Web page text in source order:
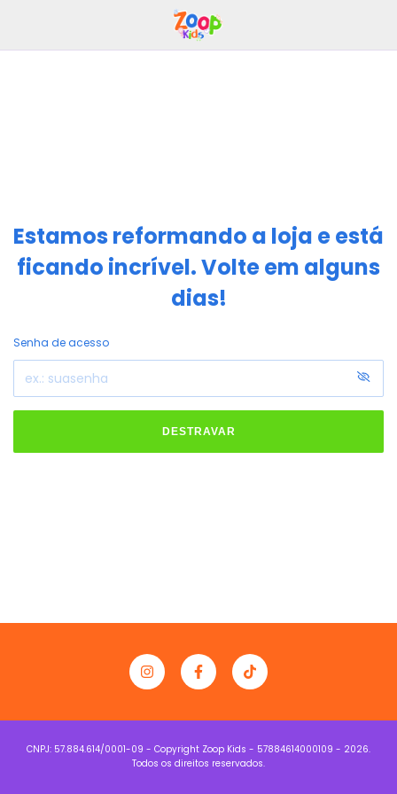
Estamos reformando a loja e está
ficando incrível. Volte em alguns
dias!
Senha de acesso
DESTRAVAR
Copyright Zoop Kids - 57884614000109 - 2026.
Todos os direitos reservados.